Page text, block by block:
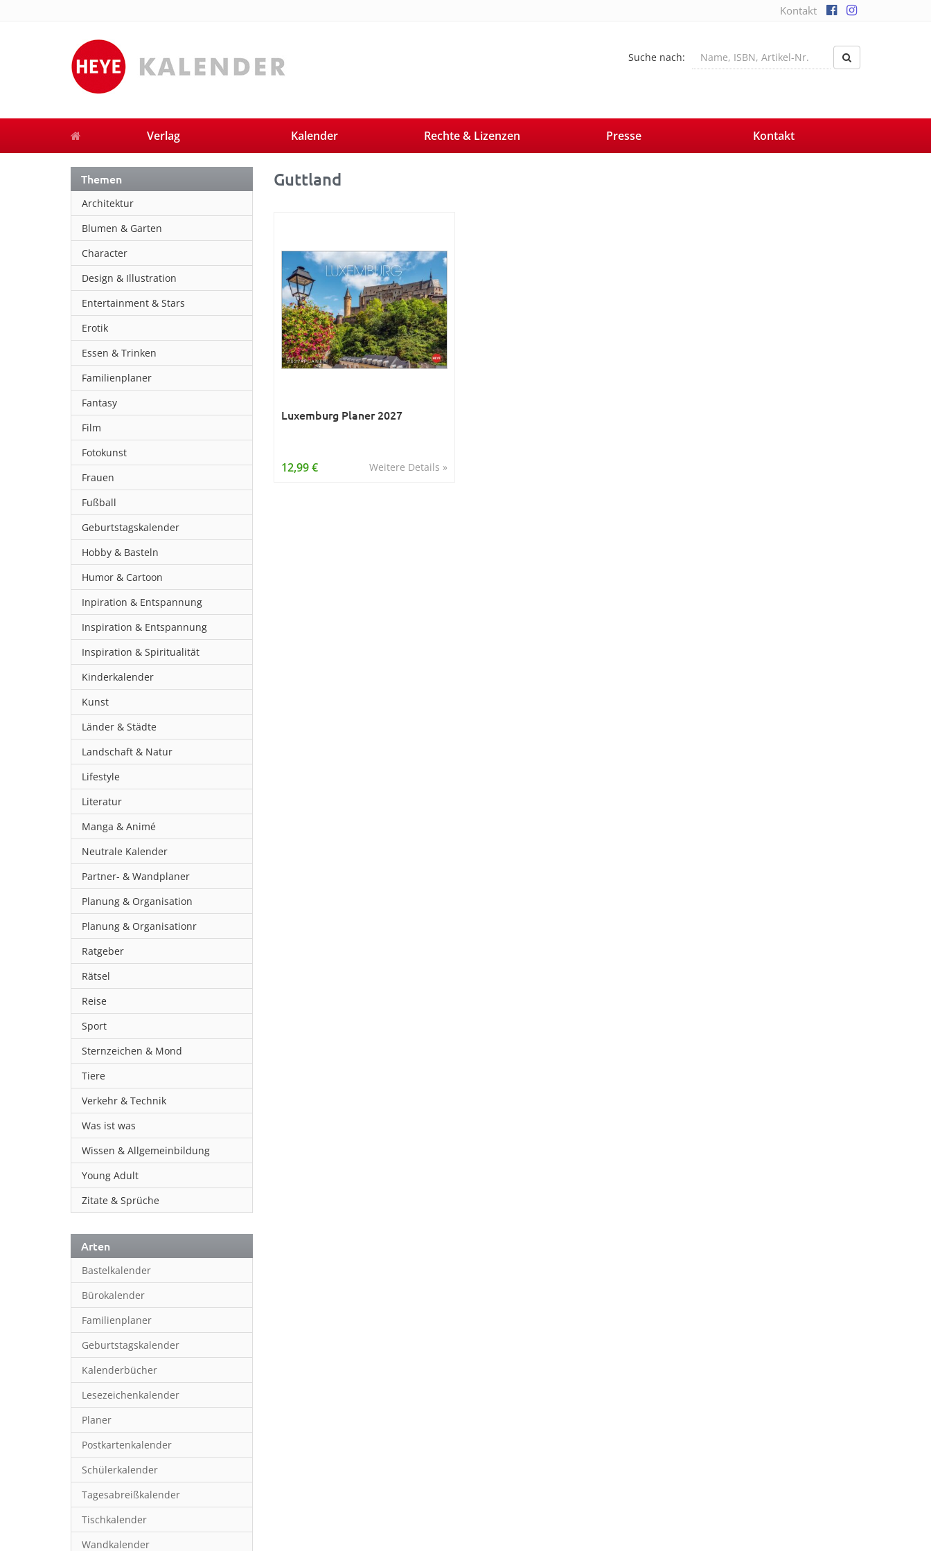
Kontakt
Suche nach:
Verlag Kalender Rechte & Lizenzen Presse Kontakt
Themen
Architektur
Blumen & Garten
Character
Design & Illustration
Entertainment & Stars
Erotik
Essen & Trinken
Familienplaner
Fantasy
Film
Fotokunst
Frauen
Fußball
Geburtstagskalender
Hobby & Basteln
Humor & Cartoon
Inpiration & Entspannung
Inspiration & Entspannung
Inspiration & Spiritualität
Kinderkalender
Kunst
Länder & Städte
Landschaft & Natur
Lifestyle
Literatur
Manga & Animé
Neutrale Kalender
Partner- & Wandplaner
Planung & Organisation
Planung & Organisationr
Ratgeber
Rätsel
Reise
Sport
Sternzeichen & Mond
Tiere
Verkehr & Technik
Was ist was
Wissen & Allgemeinbildung
Young Adult
Zitate & Sprüche
Arten
Bastelkalender
Bürokalender
Familienplaner
Geburtstagskalender
Kalenderbücher
Lesezeichenkalender
Planer
Postkartenkalender
Schülerkalender
Tagesabreißkalender
Tischkalender
Wandkalender
Guttland
Luxemburg Planer 2027
Weitere Details »
12,99 €